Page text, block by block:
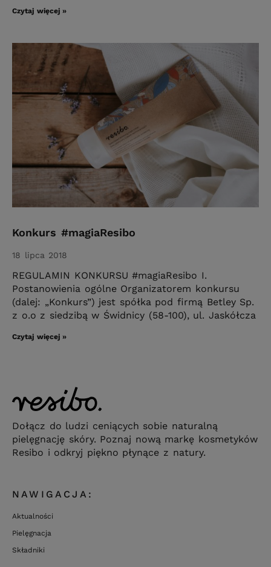
Czytaj więcej »
Konkurs #magiaResibo
18 lipca 2018
REGULAMIN KONKURSU #magiaResibo I.
Postanowienia ogólne Organizatorem konkursu
(dalej: „Konkurs”) jest spółka pod firmą Betley Sp.
z o.o z siedzibą w Świdnicy (58-100), ul. Jaskółcza
Czytaj więcej »
Dołącz do ludzi ceniących sobie naturalną
pielęgnację skóry. Poznaj nową markę kosmetyków
Resibo i odkryj piękno płynące z natury.
NAWIGACJA:
Aktualności
Pielęgnacja
Składniki